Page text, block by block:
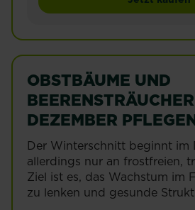
OBSTBÄUME UND
DEZEMBER
Der Winterschnitt beginnt im
allerdings nur an frostfreien,
Ziel ist es, das Wachstum im
zu lenken und gesunde